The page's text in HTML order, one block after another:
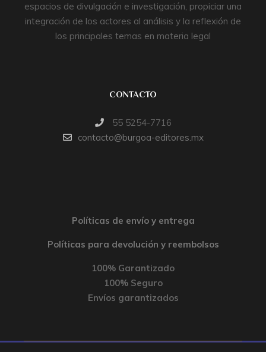
espacios de divulgación e investigación, propiciar una
integración de los actores al análisis y la reflexión de
los principales temas en materia legal
CONTACTO
55 5254-7716
contacto@burgoa-editores.mx
Políticas de envío y entrega
Políticas para devolución y reembolsos
100% Garantizado
100% Seguro
Envíos garantizados